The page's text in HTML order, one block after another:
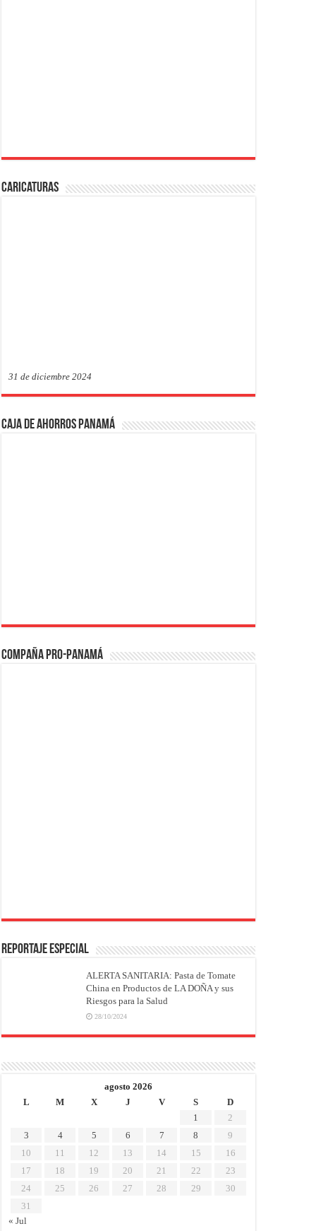
Caricaturas
31 de diciembre 2024
Caja de Ahorros Panamá
Compaña PRO-Panamá
REPORTAJE ESPECIAL
ALERTA SANITARIA: Pasta de Tomate
China en Productos de LA DOÑA y sus
Riesgos para la Salud
28/10/2024
agosto 2026
L
M X J V S
D
1
2
3
4 5 6 7 8
9
10
11 12 13 14 15
16
17
18 19 20 21 22
23
24
25 26 27 28 29
30
31
« Jul